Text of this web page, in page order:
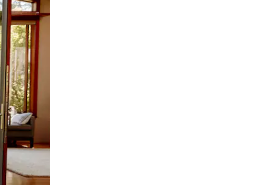
tocando y deslizando la pantalla.